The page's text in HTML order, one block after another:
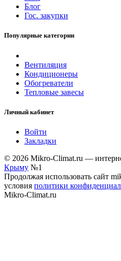
Блог
Гос. закупки
Популярные категории
Вентиляция
Кондиционеры
Обогреватели
Тепловые завесы
Личный кабинет
Войти
Закладки
© 2026 Mikro-Climat.ru —
Крыму №1
Продолжая использовать сайт
условия политики
Mikro-Climat.ru